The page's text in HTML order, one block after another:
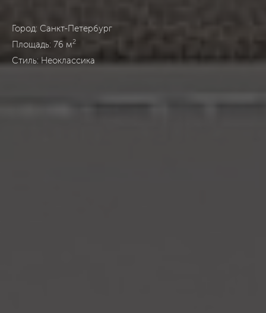
ЖК «Skandi Klubb», Санкт-Петербург, Неоклассика, 76
Город: Санкт-Петербург
Площадь: 76 м2
Стиль: Неоклассика